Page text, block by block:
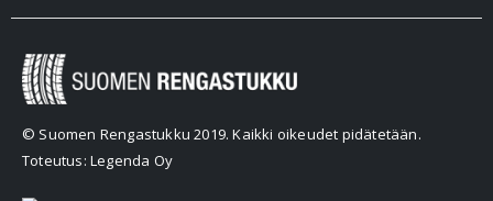
© Suomen Rengastukku 2019. Kaikki oikeudet pidätetään.
Toteutus: Legenda Oy